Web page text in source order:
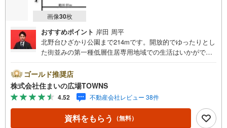
画像30枚
おすすめポイント 岸田 周平
北野台ひざかり公園まで214mです。開放的でゆったりとし
た街並みの第一種低層住居専用地域での生活はいかがです
うか。周囲も環境も整っている、好条件の住宅用地がこち
ら。建築プランの自由度が高い、平坦な地勢です。前面道
路6m以上は確保しているので車の出し入れもラクラクで
す。土地面積は180.78平米（公簿）でイチオシ。【年中無
休/9:00～21:00】人気物件は特にお問い合わせが集中する
ため、お早めにお電話下さい。「室内・現地を見学する」
ゴールド推奨店
株式会社住まいの広場TOWNS
4.52 不動産会社レビュー 38件
資料をもらう （無料）